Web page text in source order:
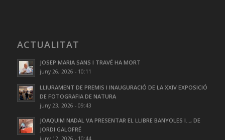
ACTUALITAT
JOSEP MARIA SANS I TRAVÉ HA MORT
juny 26, 2026 - 10:11
LLIURAMENT DE PREMIS I INAUGURACIÓ DE LA XXIV EXPOSICIÓ
DE FOTOGRAFIA DE NATURA
juny 23, 2026 - 09:43
JOAQUIM NADAL VA PRESENTAR EL LLIBRE BANYOLES I…, DE
JORDI GALOFRÉ